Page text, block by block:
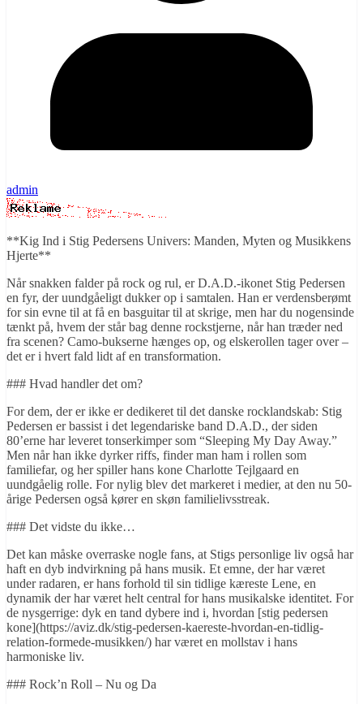
admin
**Kig Ind i Stig Pedersens Univers: Manden, Myten og Musikkens
Hjerte**
Når snakken falder på rock og rul, er D.A.D.-ikonet Stig Pedersen
en fyr, der uundgåeligt dukker op i samtalen. Han er verdensberømt
for sin evne til at få en basguitar til at skrige, men har du nogensinde
tænkt på, hvem der står bag denne rockstjerne, når han træder ned
fra scenen? Camo-bukserne hænges op, og elskerollen tager over –
det er i hvert fald lidt af en transformation.
### Hvad handler det om?
For dem, der er ikke er dedikeret til det danske rocklandskab: Stig
Pedersen er bassist i det legendariske band D.A.D., der siden
80’erne har leveret tonserkimper som “Sleeping My Day Away.”
Men når han ikke dyrker riffs, finder man ham i rollen som
familiefar, og her spiller hans kone Charlotte Tejlgaard en
uundgåelig rolle. For nylig blev det markeret i medier, at den nu 50-
årige Pedersen også kører en skøn familielivsstreak.
### Det vidste du ikke…
Det kan måske overraske nogle fans, at Stigs personlige liv også har
haft en dyb indvirkning på hans musik. Et emne, der har været
under radaren, er hans forhold til sin tidlige kæreste Lene, en
dynamik der har været helt central for hans musikalske identitet. For
de nysgerrige: dyk en tand dybere ind i, hvordan [stig pedersen
kone](https://aviz.dk/stig-pedersen-kaereste-hvordan-en-tidlig-
relation-formede-musikken/) har været en mollstav i hans
harmoniske liv.
### Rock’n Roll – Nu og Da